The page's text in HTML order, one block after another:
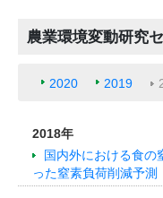
農業環境変動研究
2020 2019
2018年
国内外における食の
った窒素負荷削減予測